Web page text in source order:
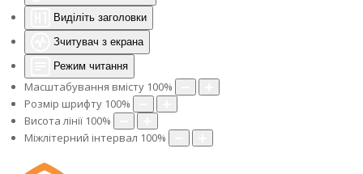
Виділіть заголовки
Зчитувач з екрана
Режим читання
Масштабування вмісту 100%
Розмір шрифту 100%
Висота лінії 100%
Міжлітерний інтервал 100%